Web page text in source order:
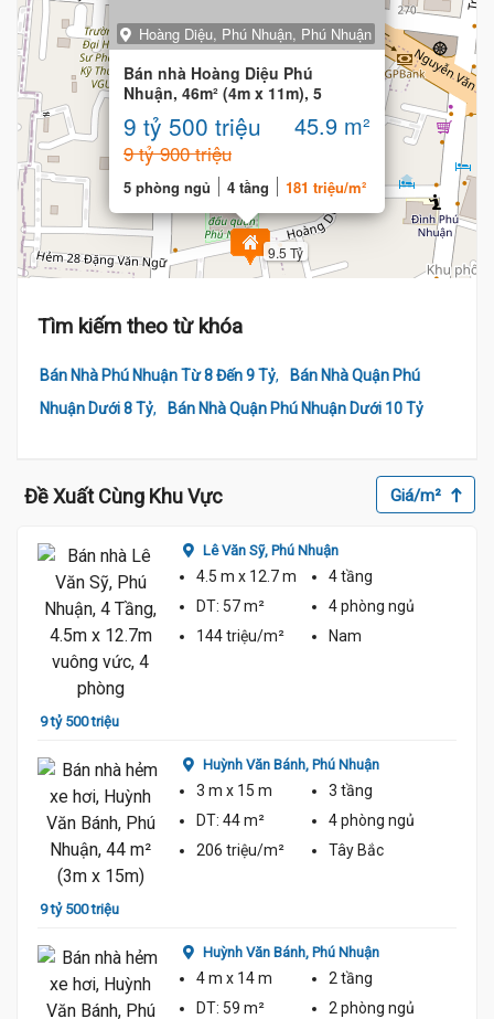
9.5 Tỷ
9.5 Tỷ
Hoàng Diệu, Phú Nhuận, Phú Nhuận
Bán nhà Hoàng Diệu Phú
Nhuận, 46m² (4m x 11m), 5
phòng ngủ, 4 Tầng đúc
9 tỷ 500 triệu 45.9 m²
9 tỷ 900 triệu
5 phòng ngủ 4 tầng 181 triệu/m²
Tìm kiếm theo từ khóa
Bán Nhà Phú Nhuận Từ 8 Đến 9 Tỷ,
Bán Nhà Quận Phú
Nhuận Dưới 8 Tỷ, Bán Nhà Quận Phú Nhuận Dưới 10 Tỷ
Đề Xuất Cùng Khu Vực Giá/m²
9 tỷ 500 triệu
Lê Văn Sỹ, Phú Nhuận
4.5 m x 12.7 m
4 tầng
DT: 57 m² 4 phòng ngủ
144 triệu/m²
Nam
9 tỷ 500 triệu
Huỳnh Văn Bánh, Phú Nhuận
3 m x 15 m
3 tầng
DT: 44 m² 4 phòng ngủ
206 triệu/m²
Tây Bắc
Huỳnh Văn Bánh, Phú Nhuận
4 m x 14 m
2 tầng
DT: 59 m² 2 phòng ngủ